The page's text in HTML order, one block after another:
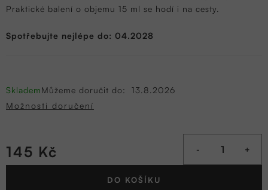
Praktické balení o objemu 15 ml se hodí i na cesty.
Spotřebujte nejlépe do: 04.2028
SklademMůžeme doručit do:
13.8.2026
Možnosti doručení
145 Kč
Měrná
DO KOŠÍKU